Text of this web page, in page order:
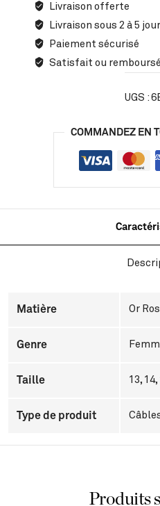
Livraison offerte
Livraison sous 2 à 5
Paiement sécurisé
Satisfait ou remboursé
UGS :
COMMANDEZ EN
Matière Or
Genre
Taille 13, 14,
Type de produit
Produits